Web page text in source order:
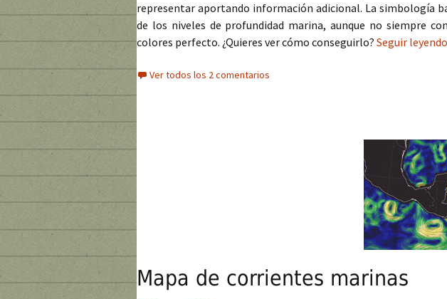
representar aportando información adicional. La simbología
de los niveles de profundidad marina, aunque no siempre
colores perfecto. ¿Quieres ver cómo conseguirlo? Seguir leyendo
Ver todos los 2 comentarios
Mapa de corrientes marinas